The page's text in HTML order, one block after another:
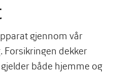
gjennom vår
Forsikringen dekker
både hjemme og